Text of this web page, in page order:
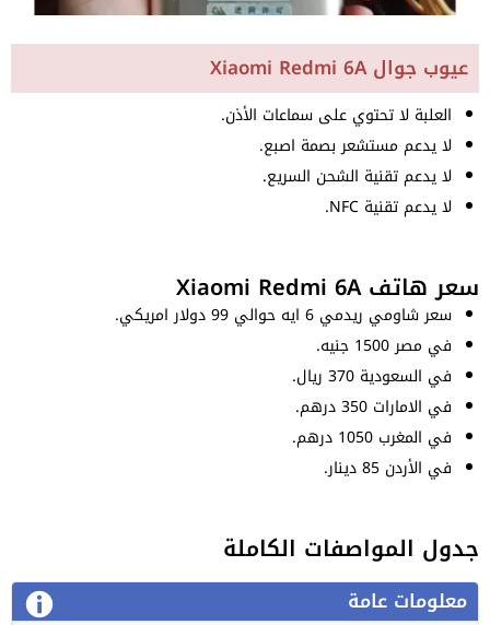
عيوب جوال Xiaomi Redmi 6A
العلبة لا تحتوي على سماعات الأذن.
لا يدعم مستشعر بصمة اصبع.
لا يدعم تقنية الشحن السريع.
لا يدعم تقنية NFC.
سعر هاتف Xiaomi Redmi 6A
سعر شاومي ريدمي 6 ايه حوالي 99 دولار امريكي.
في مصر 1500 جنيه.
في السعودية 370 ريال.
في الامارات 350 درهم.
في المغرب 1050 درهم.
في الأردن 85 دينار.
جدول المواصفات الكاملة
معلومات عامة